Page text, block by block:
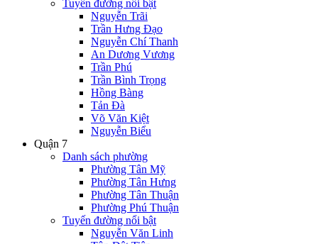
Tuyến đường nổi bật
Nguyễn Trãi
Trần Hưng Đạo
Nguyễn Chí Thanh
An Dương Vương
Trần Phú
Trần Bình Trọng
Hồng Bàng
Tản Đà
Võ Văn Kiệt
Nguyễn Biểu
Quận 7
Danh sách phường
Phường Tân Mỹ
Phường Tân Hưng
Phường Tân Thuận
Phường Phú Thuận
Tuyến đường nổi bật
Nguyễn Văn Linh